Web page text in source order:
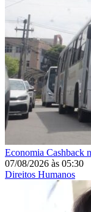
Economia Cashback
07/08/2026 às 05:30
Direitos Humanos